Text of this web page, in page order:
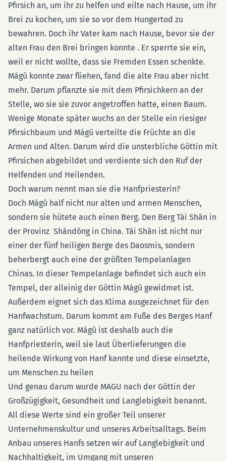
Pfirsich an, um ihr zu helfen und eilte nach Hause, um ihr
Brei zu kochen, um sie so vor dem Hungertod zu
bewahren. Doch ihr Vater kam nach Hause, bevor sie der
alten Frau den Brei bringen konnte . Er sperrte sie ein,
weil er nicht wollte, dass sie Fremden Essen schenkte.
Mágū konnte zwar fliehen, fand die alte Frau aber nicht
mehr. Darum pflanzte sie mit dem Pfirsichkern an der
Stelle, wo sie sie zuvor angetroffen hatte, einen Baum.
Wenige Monate später wuchs an der Stelle ein riesiger
Pfirsichbaum und Mágū verteilte die Früchte an die
Armen und Alten. Darum wird die unsterbliche Göttin mit
Pfirsichen abgebildet und verdiente sich den Ruf der
Helfenden und Heilenden.
Doch warum nennt man sie die Hanfpriesterin?
Doch Mágū half nicht nur alten und armen Menschen,
sondern sie hütete auch einen Berg. Den Berg Tài Shān in
der Provinz Shāndōng in China. Tài Shān ist nicht nur
einer der fünf heiligen Berge des Daosmis, sondern
beherbergt auch eine der größten Tempelanlagen
Chinas. In dieser Tempelanlage befindet sich auch ein
Tempel, der alleinig der Göttin Mágū gewidmet ist.
Außerdem eignet sich das Klima ausgezeichnet für den
Hanfwachstum. Darum kommt am Fuße des Berges Hanf
ganz natürlich vor. Mágū ist deshalb auch die
Hanfpriesterin, weil sie laut Überlieferungen die
heilende Wirkung von Hanf kannte und diese einsetzte,
um Menschen zu heilen
Und genau darum wurde MAGU nach der Göttin der
Großzügigkeit, Gesundheit und Langlebigkeit benannt.
All diese Werte sind ein großer Teil unserer
Unternehmenskultur und unseres Arbeitsalltags. Beim
Anbau unseres Hanfs setzen wir auf Langlebigkeit und
Nachhaltigkeit, im Umgang mit unseren